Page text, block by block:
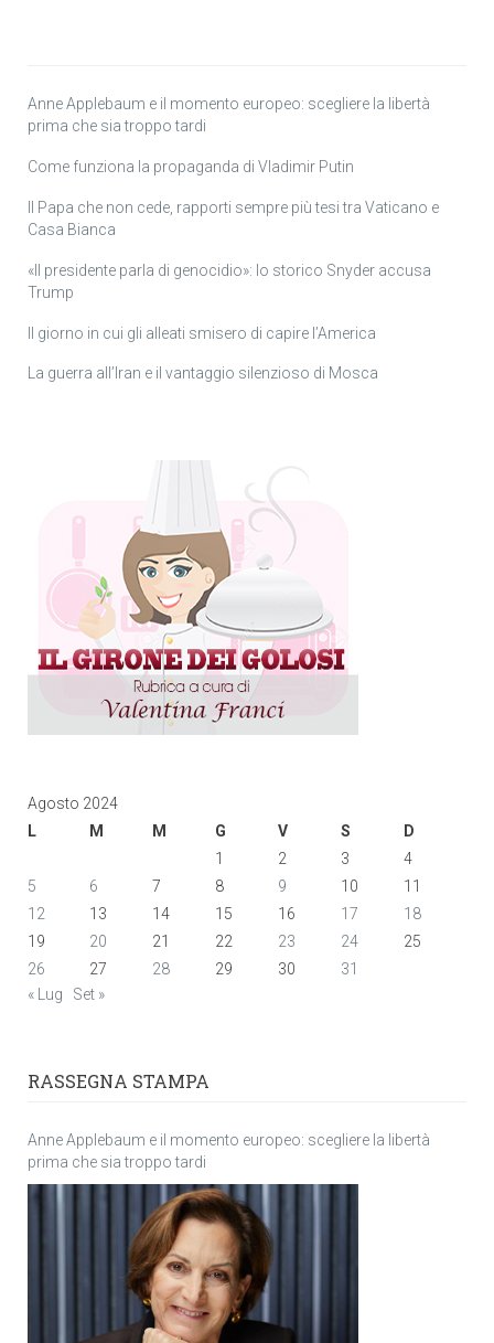
Anne Applebaum e il momento europeo: scegliere la libertà
prima che sia troppo tardi
Come funziona la propaganda di Vladimir Putin
Il Papa che non cede, rapporti sempre più tesi tra Vaticano e
Casa Bianca
«Il presidente parla di genocidio»: lo storico Snyder accusa
Trump
Il giorno in cui gli alleati smisero di capire l’America
La guerra all’Iran e il vantaggio silenzioso di Mosca
Agosto 2024
L
M M G V S
D
1
2 3
4
5
6 7 8 9 10
11
12
13 14 15 16 17
18
19
20 21 22 23 24
25
26
27 28 29 30
31
« Lug
Set »
RASSEGNA STAMPA
Anne Applebaum e il momento europeo: scegliere la libertà
prima che sia troppo tardi